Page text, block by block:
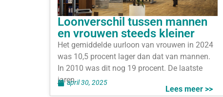
Loonverschil tussen mannen
en vrouwen steeds kleiner
Het gemiddelde uurloon van vrouwen in 2024
was 10,5 procent lager dan dat van mannen.
In 2010 was dit nog 19 procent. De laatste
jaren
Lees meer >>
april 30, 2025